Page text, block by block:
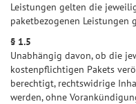
Leistungen gelten die
paketbezogenen Leistungen
§ 1.5
Unabhängig davon, ob die
kostenpflichtigen Pakets
berechtigt, rechtswidrige
werden, ohne